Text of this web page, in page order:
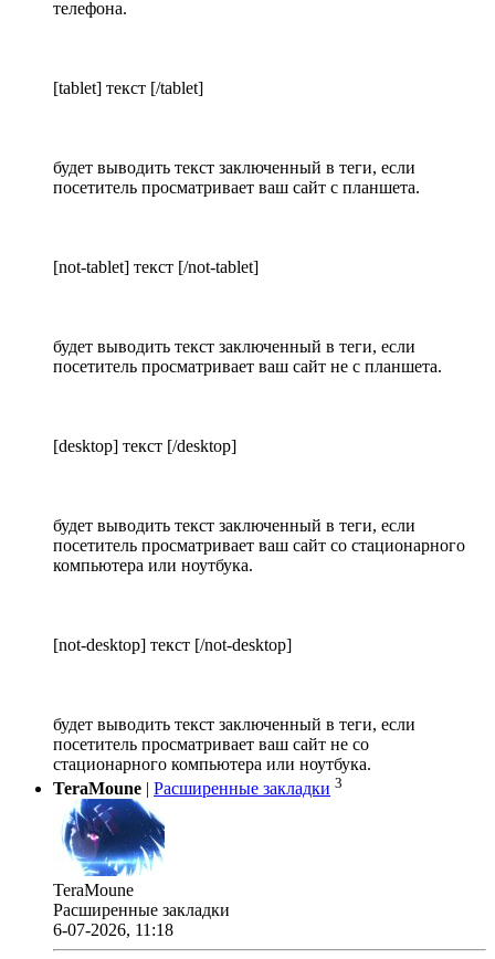
телефона.
[tablet] текст [/tablet]
будет выводить текст заключенный в теги, если
посетитель просматривает ваш сайт с планшета.
[not-tablet] текст [/not-tablet]
будет выводить текст заключенный в теги, если
посетитель просматривает ваш сайт не с планшета.
[desktop] текст [/desktop]
будет выводить текст заключенный в теги, если
посетитель просматривает ваш сайт со стационарного
компьютера или ноутбука.
[not-desktop] текст [/not-desktop]
будет выводить текст заключенный в теги, если
посетитель просматривает ваш сайт не со
стационарного компьютера или ноутбука.
TeraMoune
Расширенные закладки 3
TeraMoune
Расширенные закладки
6-07-2026, 11:18